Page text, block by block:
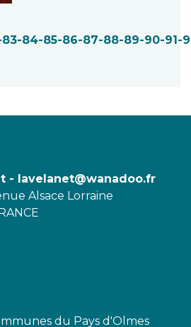
83-84-85-86-87-88-89-90-91-
- lavelanet@wanadoo.fr
Alsace Lorraine
du Pays d'Olmes